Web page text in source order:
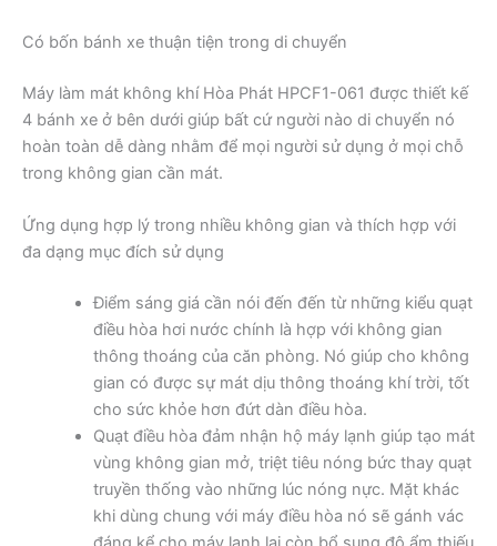
Có bốn bánh xe thuận tiện trong di chuyển
Máy làm mát không khí Hòa Phát HPCF1-061 được thiết kế
4 bánh xe ở bên dưới giúp bất cứ người nào di chuyển nó
hoàn toàn dễ dàng nhằm để mọi người sử dụng ở mọi chỗ
trong không gian cần mát.
Ứng dụng hợp lý trong nhiều không gian và thích hợp với
đa dạng mục đích sử dụng
Điểm sáng giá cần nói đến đến từ những kiểu quạt
điều hòa hơi nước chính là hợp với không gian
thông thoáng của căn phòng. Nó giúp cho không
gian có được sự mát dịu thông thoáng khí trời, tốt
cho sức khỏe hơn đứt dàn điều hòa.
Quạt điều hòa đảm nhận hộ máy lạnh giúp tạo mát
vùng không gian mở, triệt tiêu nóng bức thay quạt
truyền thống vào những lúc nóng nực. Mặt khác
khi dùng chung với máy điều hòa nó sẽ gánh vác